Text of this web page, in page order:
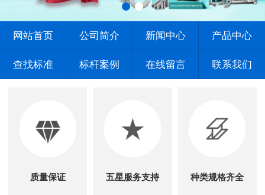
网站首页 公司简介 新闻中心 产品中心
查找标准 标杆案例 在线留言 联系我们
质量保证 五星服务支持 种类规格齐全